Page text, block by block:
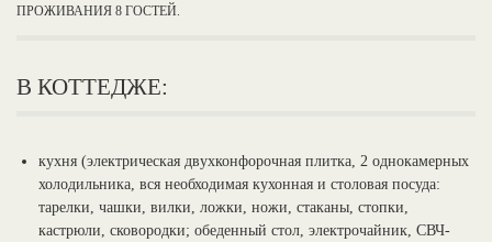
ПРОЖИВАНИЯ 8 ГОСТЕЙ.
В КОТТЕДЖЕ:
кухня (электрическая двухконфорочная плитка, 2 однокамерных
холодильника, вся необходимая кухонная и столовая посуда:
тарелки, чашки, вилки, ложки, ножи, стаканы, стопки,
кастрюли, сковородки; обеденный стол, электрочайник, СВЧ-